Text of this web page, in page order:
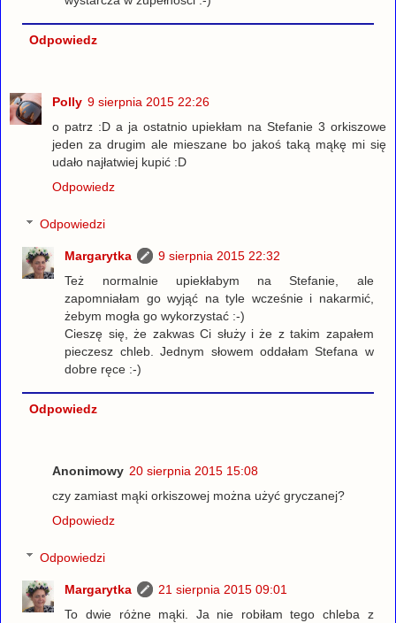
Odpowiedz
Polly 9 sierpnia 2015 22:26
o patrz :D a ja ostatnio upiekłam na Stefanie 3 orkiszowe
jeden za drugim ale mieszane bo jakoś taką mąkę mi się
udało najłatwiej kupić :D
Odpowiedz
Odpowiedzi
Margarytka
9 sierpnia 2015 22:32
Też normalnie upiekłabym na Stefanie, ale
zapomniałam go wyjąć na tyle wcześnie i nakarmić,
żebym mogła go wykorzystać :-)
Cieszę się, że zakwas Ci służy i że z takim zapałem
pieczesz chleb. Jednym słowem oddałam Stefana w
dobre ręce :-)
Odpowiedz
Anonimowy 20 sierpnia 2015 15:08
czy zamiast mąki orkiszowej można użyć gryczanej?
Odpowiedz
Odpowiedzi
Margarytka
21 sierpnia 2015 09:01
To dwie różne mąki. Ja nie robiłam tego chleba z